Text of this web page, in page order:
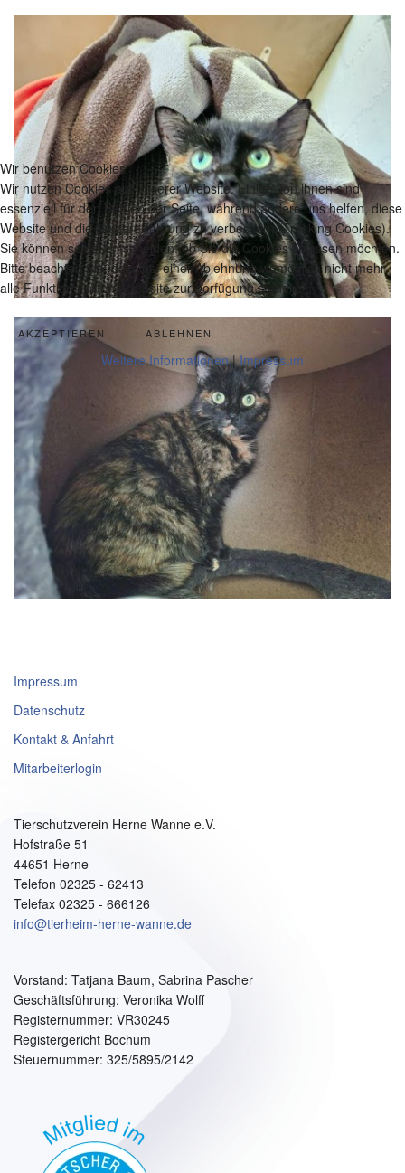
Impressum
Datenschutz
Kontakt & Anfahrt
Mitarbeiterlogin
Tierschutzverein Herne Wanne e.V.
Hofstraße 51
44651 Herne
Telefon 02325 - 62413
Telefax 02325 - 666126
info@tierheim-herne-wanne.de
Vorstand: Tatjana Baum, Sabrina Pascher
Geschäftsführung: Veronika Wolff
Registernummer: VR30245
Registergericht Bochum
Steuernummer: 325/5895/2142
Wir benutzen Cookies
Wir nutzen Cookies auf unserer Website. Einige von ihnen sind
essenziell für den Betrieb der Seite, während andere uns helfen, diese
Website und die Nutzererfahrung zu verbessern (Tracking Cookies).
Sie können selbst entscheiden, ob Sie die Cookies zulassen möchten.
Bitte beachten Sie, dass bei einer Ablehnung womöglich nicht mehr
alle Funktionalitäten der Seite zur Verfügung stehen.
AKZEPTIEREN ABLEHNEN
Weitere Informationen|Impressum